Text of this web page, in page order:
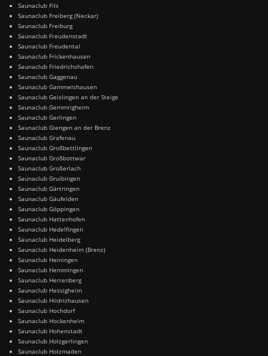
Saunaclub Fils
Saunaclub Freiberg (Neckar)
Saunaclub Freiburg
Saunaclub Freudenstadt
Saunaclub Freudental
Saunaclub Frickenhausen
Saunaclub Friedrichshafen
Saunaclub Gaggenau
Saunaclub Gammelshausen
Saunaclub Geislingen an der Steige
Saunaclub Gemmrigheim
Saunaclub Gerlingen
Saunaclub Giengen an der Brenz
Saunaclub Grafenau
Saunaclub Großbettlingen
Saunaclub Großbottwar
Saunaclub Großerlach
Saunaclub Gruibingen
Saunaclub Gärtringen
Saunaclub Gäufelden
Saunaclub Göppingen
Saunaclub Hattenhofen
Saunaclub Hedelfingen
Saunaclub Heidelberg
Saunaclub Heidenheim (Brenz)
Saunaclub Heiningen
Saunaclub Hemmingen
Saunaclub Herrenberg
Saunaclub Hessigheim
Saunaclub Hildrizhausen
Saunaclub Hochdorf
Saunaclub Hockenheim
Saunaclub Hohenstadt
Saunaclub Holzgerlingen
Saunaclub Holzmaden